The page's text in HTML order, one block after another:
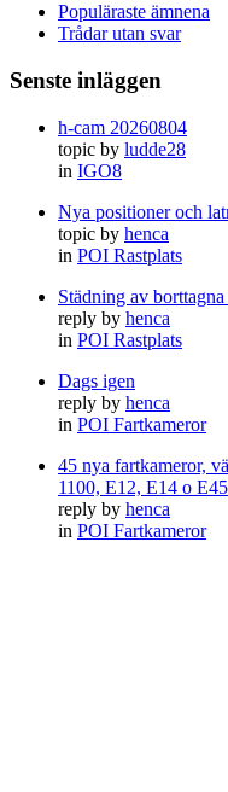
Populäraste ämnena
Trådar utan svar
Senste inläggen
h-cam 20260804
topic by ludde28
in IGO8
Nya positioner och
topic by henca
in POI Rastplats
Städning av borttagna
reply by henca
in POI Rastplats
Dags igen
reply by henca
in POI Fartkameror
45 nya fartkameror,
1100, E12, E14 o E45
reply by henca
in POI Fartkameror